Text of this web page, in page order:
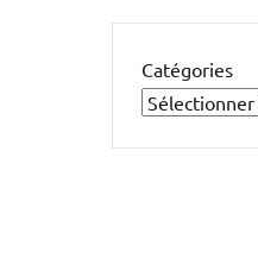
Catégories